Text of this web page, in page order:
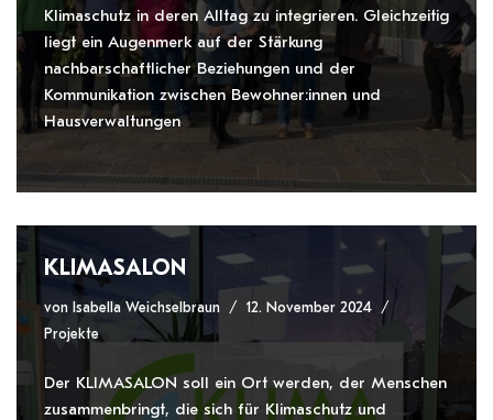
Klimaschutz in deren Alltag zu integrieren. Gleichzeitig
liegt ein Augenmerk auf der Stärkung
nachbarschaftlicher Beziehungen und der
Kommunikation zwischen Bewohner:innen und
Hausverwaltungen
KLIMASALON
von Isabella Weichselbraun
12. November 2024
Projekte
Der KLIMASALON soll ein Ort werden, der Menschen
zusammenbringt, die sich für Klimaschutz und